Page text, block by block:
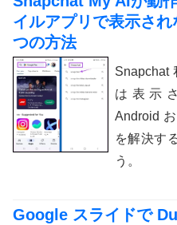
イルアプリで表示さ
つの方法
Snapchat
は表示
Android
を解決す
う。
Google スライドで